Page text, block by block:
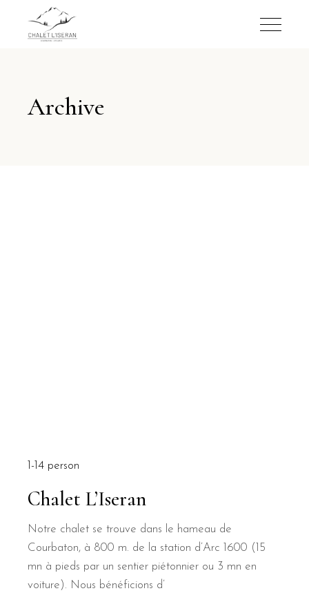
Archive
Chalet L’Iseran
Notre chalet se trouve dans le hameau de
Courbaton, à 800 m. de la station d’Arc 1600 (15
mn à pieds par un sentier piétonnier ou 3 mn en
voiture). Nous bénéficions d’
1-14 person